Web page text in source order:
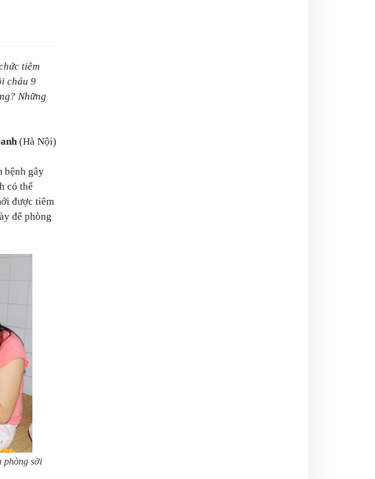
tiêm
cháu 9
Những
(Hà Nội)
bệnh gây
có thể
được tiêm
để phòng
phòng sởi